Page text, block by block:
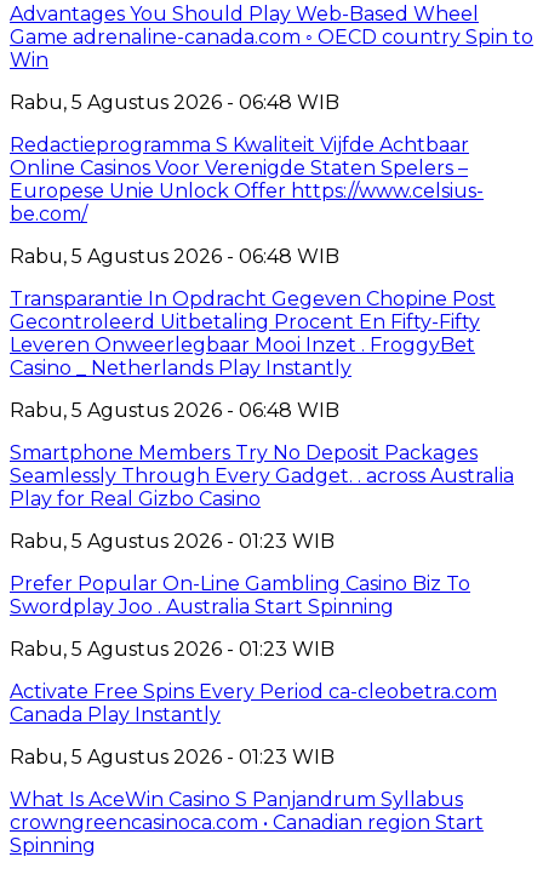
Advantages You Should Play Web-Based Wheel
Game adrenaline-canada.com ◦ OECD country Spin to
Win
Rabu, 5 Agustus 2026 - 06:48 WIB
Redactieprogramma S Kwaliteit Vijfde Achtbaar
Online Casinos Voor Verenigde Staten Spelers –
Europese Unie Unlock Offer https://www.celsius-
be.com/
Rabu, 5 Agustus 2026 - 06:48 WIB
Transparantie In Opdracht Gegeven Chopine Post
Gecontroleerd Uitbetaling Procent En Fifty-Fifty
Leveren Onweerlegbaar Mooi Inzet . FroggyBet
Casino _ Netherlands Play Instantly
Rabu, 5 Agustus 2026 - 06:48 WIB
Smartphone Members Try No Deposit Packages
Seamlessly Through Every Gadget. . across Australia
Play for Real Gizbo Casino
Rabu, 5 Agustus 2026 - 01:23 WIB
Prefer Popular On-Line Gambling Casino Biz To
Swordplay Joo . Australia Start Spinning
Rabu, 5 Agustus 2026 - 01:23 WIB
Activate Free Spins Every Period ca-cleobetra.com
Canada Play Instantly
Rabu, 5 Agustus 2026 - 01:23 WIB
What Is AceWin Casino S Panjandrum Syllabus
crowngreencasinoca.com • Canadian region Start
Spinning